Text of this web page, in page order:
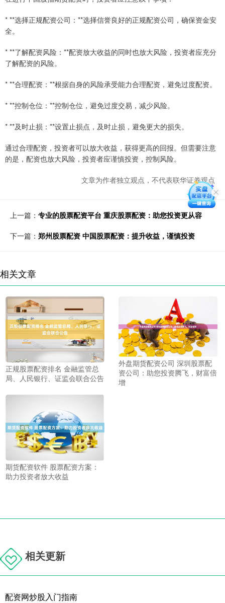
* **选择正规配资公司：**选择信誉良好的正规配资公司，确保资金安
全。
* **了解配资风险：**配资放大收益的同时也放大风险，投资者应充分
了解配资的风险。
* **合理配资：**根据自身的风险承受能力合理配资，避免过度配资。
* **控制仓位：**控制仓位，避免过度交易，减少风险。
* **及时止损：**设置止损点，及时止损，避免更大的损失。
通过合理配资，投资者可以放大收益，获得更高的回报。但需要注意
的是，配资也放大风险，投资者应谨慎投资，控制风险。
文章为作者独立观点，不代表联华证券观点
上一篇： 专业的股票配资平台 重庆股票配资：助您投资更从容
下一篇： 郑州股票配资 中国股票配资：提升收益，谨慎投资
相关文章
正规股票配资排名 金融监管总
局、人民银行、证监会联合公告
外盘期货配资公司 深圳股票配
资公司：助您投资腾飞，财富倍
增
期货配资软件 股票配资方案：
助力投资者放大收益
相关更新
配资网炒股入门指南